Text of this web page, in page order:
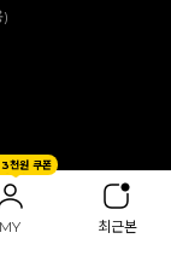
3천원 쿠폰
MY 최근본
)